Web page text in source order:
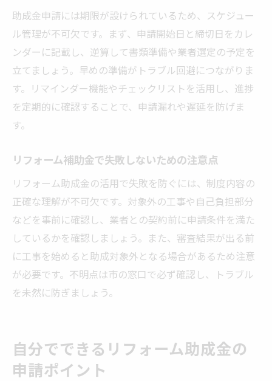
助成金申請には期限が設けられているため、スケジュー
ル管理が不可欠です。まず、申請開始日と締切日をカレ
ンダーに記載し、逆算して書類準備や業者選定の予定を
立てましょう。早めの準備がトラブル回避につながりま
す。リマインダー機能やチェックリストを活用し、進捗
を定期的に確認することで、申請漏れや遅延を防げま
す。
リフォーム補助金で失敗しないための注意点
リフォーム助成金の活用で失敗を防ぐには、制度内容の
正確な理解が不可欠です。対象外の工事や自己負担部分
などを事前に確認し、業者との契約前に申請条件を満た
しているかを確認しましょう。また、審査結果が出る前
に工事を始めると助成対象外となる場合があるため注意
が必要です。不明点は市の窓口で必ず確認し、トラブル
を未然に防ぎましょう。
自分でできるリフォーム助成金の
申請ポイント